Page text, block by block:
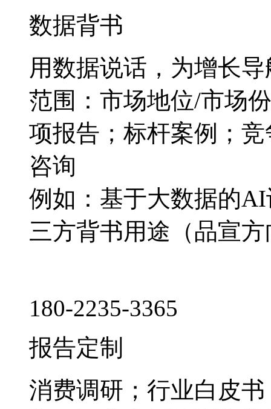
数据背书
用数据说话，为增长导
范围：市场地位/市场
项报告；标杆案例；
咨询
例如：基于大数据的
三方背书用途（品宣
180-2235-3365
报告定制
消费调研；行业白皮